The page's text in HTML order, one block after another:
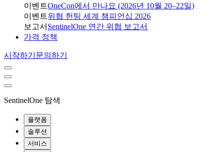
이벤트OneCon에서 만나요 (2026년 10월 20–22일)
이벤트위협 헌팅 세계 챔피언십 2026
보고서 SentinelOne 연간 위협 보고서
가격 정책
시작하기 문의하기
SentinelOne 탐색
플랫폼
솔루션
서비스